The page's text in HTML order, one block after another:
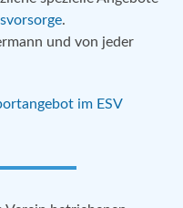
.
und von jeder
im ESV